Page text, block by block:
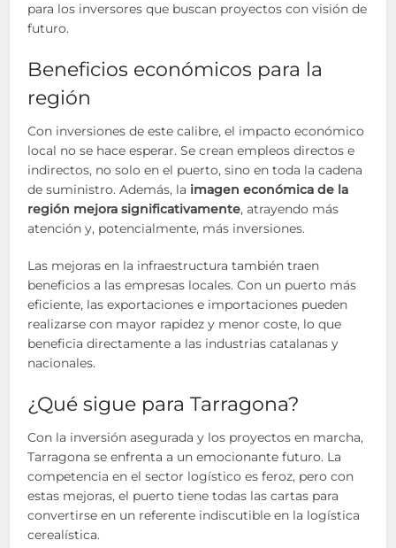
para los inversores que buscan proyectos con visión de
futuro.
Beneficios económicos para la
región
Con inversiones de este calibre, el impacto económico
local no se hace esperar. Se crean empleos directos e
indirectos, no solo en el puerto, sino en toda la cadena
de suministro. Además, la imagen económica de la
región mejora significativamente, atrayendo más
atención y, potencialmente, más inversiones.
Las mejoras en la infraestructura también traen
beneficios a las empresas locales. Con un puerto más
eficiente, las exportaciones e importaciones pueden
realizarse con mayor rapidez y menor coste, lo que
beneficia directamente a las industrias catalanas y
nacionales.
¿Qué sigue para Tarragona?
Con la inversión asegurada y los proyectos en marcha,
Tarragona se enfrenta a un emocionante futuro. La
competencia en el sector logístico es feroz, pero con
estas mejoras, el puerto tiene todas las cartas para
convertirse en un referente indiscutible en la logística
cerealística.